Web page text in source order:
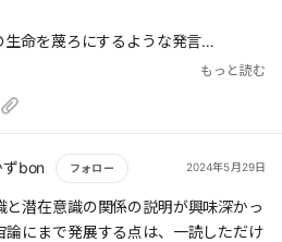
生命を蔑ろにするような発言
慣が人生を作る…運命のせいにしな
もっと読む
ずbon フォロー 2024年5月29日
む
と潜在意識の関係の説明が興味深かっ
論にまで発展する点は、一読しただけ